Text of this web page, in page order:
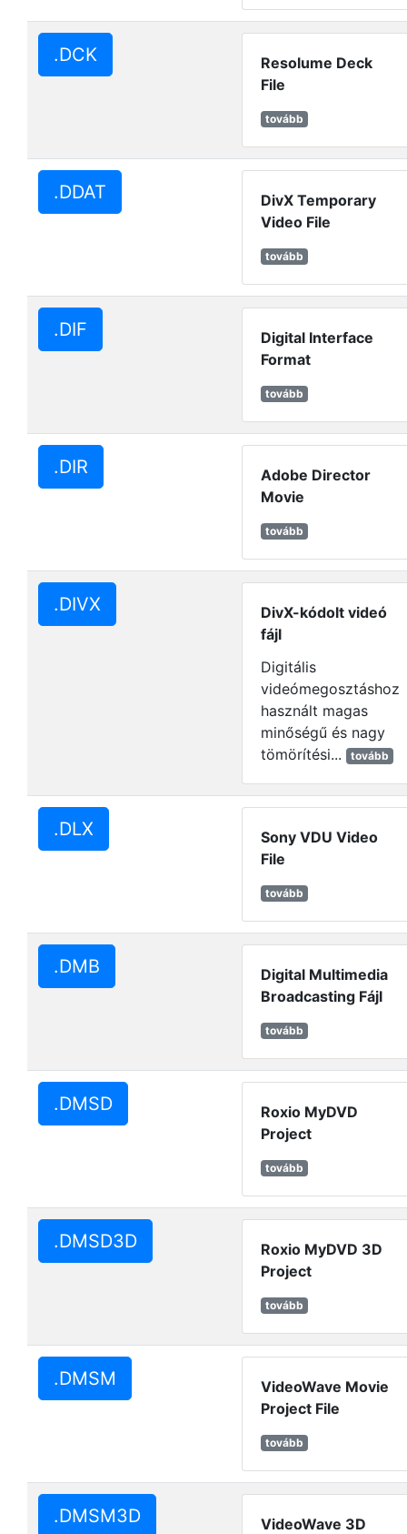
.DCK
Resolume Deck
File
tovább
.DDAT
DivX Temporary
Video File
tovább
.DIF
Digital Interface
Format
tovább
.DIR
Adobe Director
Movie
tovább
.DIVX
DivX-kódolt videó
fájl
Digitális
videómegosztáshoz
használt magas
minőségű és nagy
tömörítési...
tovább
.DLX
Sony VDU Video
File
tovább
.DMB
Digital Multimedia
Broadcasting Fájl
tovább
.DMSD
Roxio MyDVD
Project
tovább
.DMSD3D
Roxio MyDVD 3D
Project
tovább
.DMSM
VideoWave Movie
Project File
tovább
.DMSM3D
VideoWave 3D